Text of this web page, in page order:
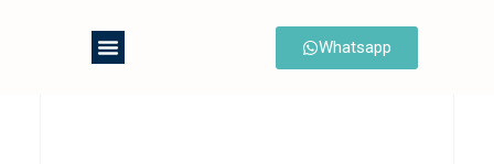
Whatsapp